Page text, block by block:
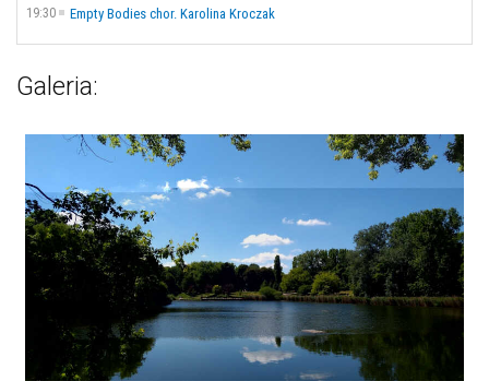
19:30 Empty Bodies chor. Karolina Kroczak
Galeria: